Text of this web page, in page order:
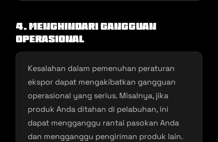
4. Menghindari Gangguan
Operasional
Kesalahan dalam pemenuhan peraturan
ekspor dapat mengakibatkan gangguan
operasional yang serius. Misalnya, jika
produk Anda ditahan di pelabuhan, ini
dapat mengganggu rantai pasokan Anda
dan mengganggu pengiriman produk lain.